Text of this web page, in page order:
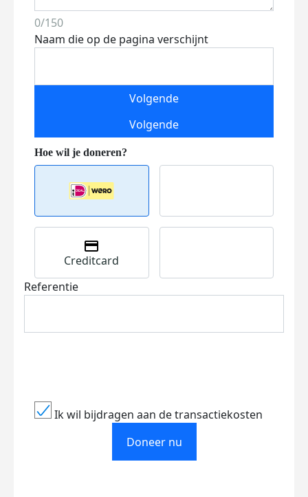
0/150
Naam die op de pagina verschijnt
Volgende
Volgende
Creditcard
Referentie
Ik wil bijdragen aan de transactiekosten
Doneer nu